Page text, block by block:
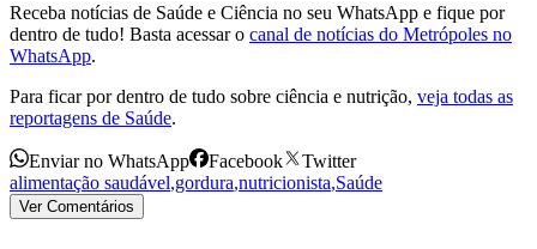
Receba notícias de Saúde e Ciência no seu WhatsApp e fique por
dentro de tudo! Basta acessar o canal de notícias do Metrópoles no
WhatsApp.
Para ficar por dentro de tudo sobre ciência e nutrição, veja todas as
reportagens de Saúde.
Enviar no WhatsApp Facebook
Twitter
alimentação saudável,gordura,nutricionista,Saúde
Ver Comentários